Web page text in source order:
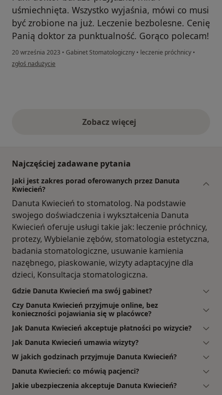
uśmiechnięta. Wszystko wyjaśnia, mówi co musi
być zrobione na już. Leczenie bezbolesne. Cenię
Panią doktor za punktualność. Gorąco polecam!
20 września 2023 • Gabinet Stomatologiczny • leczenie próchnicy •
w opinii użytkownika Mati
zgłoś nadużycie
Zobacz więcejopinie powyżej
Najczęściej zadawane pytania
Jaki jest zakres porad oferowanych przez Danuta
Kwiecień?
Danuta Kwiecień to stomatolog. Na podstawie
swojego doświadczenia i wykształcenia Danuta
Kwiecień oferuje usługi takie jak: leczenie próchnicy,
protezy, Wybielanie zębów, stomatologia estetyczna,
badania stomatologiczne, usuwanie kamienia
nazębnego, piaskowanie, wizyty adaptacyjne dla
dzieci, Konsultacja stomatologiczna.
Gdzie Danuta Kwiecień ma swój gabinet?
Czy Danuta Kwiecień przyjmuje online, bez
konieczności pojawiania się w placówce?
Jak Danuta Kwiecień akceptuje płatności po wizycie?
Jak Danuta Kwiecień umawia wizyty?
W jakich godzinach przyjmuje Danuta Kwiecień?
Danuta Kwiecień: co mówią pacjenci?
Jakie ubezpieczenia akceptuje Danuta Kwiecień?